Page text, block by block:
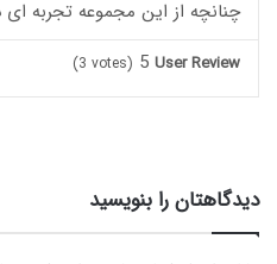
چنانچه از این مجموعه تجربه ای
User Review
5
(3 votes)
دیدگاهتان را بنویسید